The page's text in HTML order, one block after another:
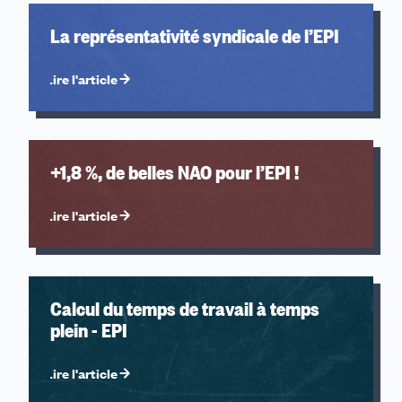
La représentativité syndicale de l’EPI
Lire l'article
+1,8 %, de belles NAO pour l’EPI !
Lire l'article
Calcul du temps de travail à temps
plein - EPI
Lire l'article